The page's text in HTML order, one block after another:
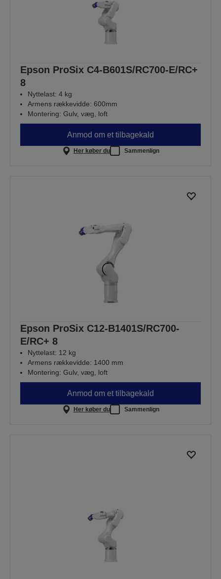
Epson ProSix C4-B601S/RC700-E/RC+
8
Nyttelast: 4 kg
Armens rækkevidde: 600mm
Montering: Gulv, væg, loft
Anmod om et tilbagekald
Her køber du Sammenlign
Epson ProSix C12-B1401S/RC700-
E/RC+ 8
Nyttelast: 12 kg
Armens rækkevidde: 1400 mm
Montering: Gulv, væg, loft
Anmod om et tilbagekald
Her køber du Sammenlign